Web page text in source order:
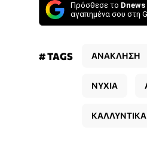
Πρόσθεσε το Dnews
αγαπημένα σου στη
# TAGS ΑΝΑΚΛΗΣΗ
ΝΥΧΙΑ
ΚΑΛΛΥΝΤΙΚΑ